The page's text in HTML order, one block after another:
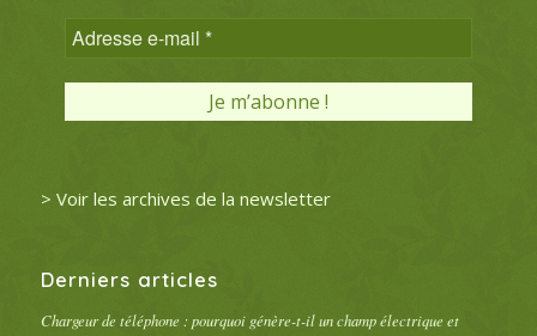
> Voir les archives de la newsletter
Derniers articles
Chargeur de téléphone : pourquoi génère-t-il un champ électrique et